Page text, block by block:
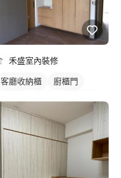
禾盛室內裝修
客廳收納櫃
廚櫃門